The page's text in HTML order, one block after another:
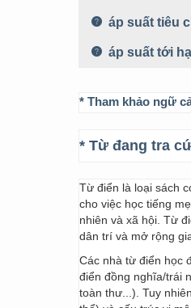
áp suất tiêu
áp suất tới
* Tham khảo ngữ
* Từ đang tra
Từ điển là loại sách
cho việc học tiếng
nhiên và xã hội. Từ
dân trí và mở rộng
Các nhà từ điển học
điển đồng nghĩa/trái
toàn thư...). Tuy